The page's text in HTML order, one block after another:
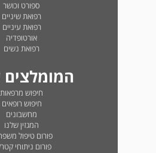
ספורט וכושר
רפואת שיניים
רפואת עיניים
אורטופדיה
רפואת נשים
המומלצים
חיפוש מרפאות
חיפוש רופאים
מחשבונים
המגזין שלנו
פורום טיפול
פורום ניתוחי